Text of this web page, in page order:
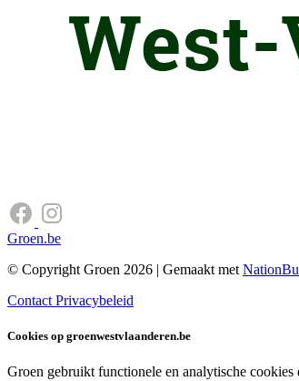
Groen.be
© Copyright Groen 2026 | Gemaakt met
Contact Privacybeleid
Cookies op groenwestvlaanderen.be
Groen gebruikt functionele en analytische